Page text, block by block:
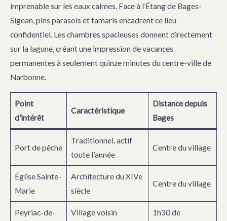
imprenable sur les eaux calmes. Face à l’Étang de Bages-
Sigean, pins parasols et tamaris encadrent ce lieu
confidentiel. Les chambres spacieuses donnent directement
sur la lagune, créant une impression de vacances
permanentes à seulement quinze minutes du centre-ville de
Narbonne.
Point
d’intérêt
Caractéristique
Distance depuis
Bages
Port de pêche
Traditionnel, actif
toute l’année
Centre du village
Église Sainte-
Marie
Architecture du XIVe
siècle
Centre du village
Peyriac-de-
Village voisin
1h30 de